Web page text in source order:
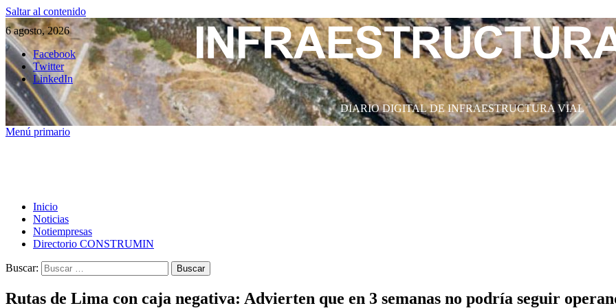
Saltar al contenido
6 agosto, 2026
Facebook
Twitter
LinkedIn
DIARIO DIGITAL DE INFRAESTRUCTURA VIAL
Menú primario
Inicio
Noticias
Notiempresas
Directorio CONSTRUMIN
Buscar:
Rutas de Lima con caja negativa: Advierten que en 3 semanas no podría seguir